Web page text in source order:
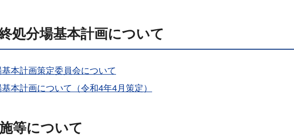
処分場基本計画について
本計画策定委員会について
本計画について（令和4年4月策定）
等について